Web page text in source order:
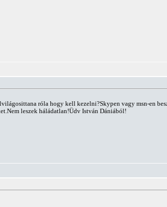
róla hogy kell kezelni?Skypen vagy msn-en
leszek háládatlan!Üdv István Dániából!